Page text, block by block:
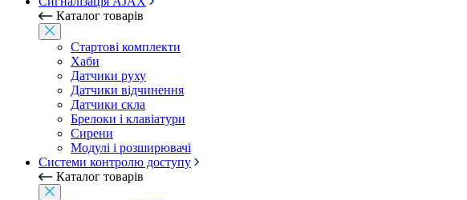
Каталог товарів
Стартові комплекти
Хаби
Датчики руху
Датчики відчинення
Датчики скла
Брелоки і клавіатури
Сирени
Модулі і розширювачі
Системи контролю доступу
Каталог товарів